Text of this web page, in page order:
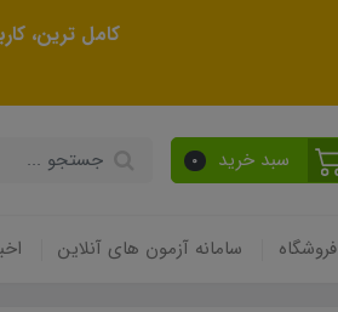
کامل ترین،
سبد خرید 0
فروشگاه سامانه آزمون های آنلاین